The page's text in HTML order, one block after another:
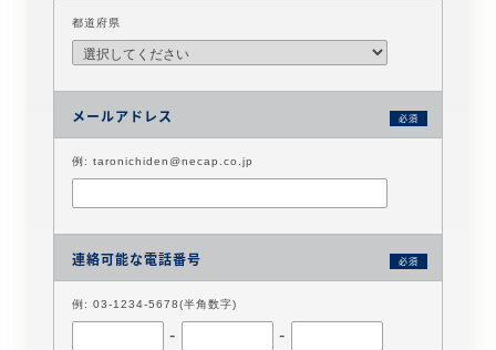
都道府県
メールアドレス 必須
例: taronichiden@necap.co.jp
連絡可能な電話番号 必須
例: 03-1234-5678(半角数字)
- -